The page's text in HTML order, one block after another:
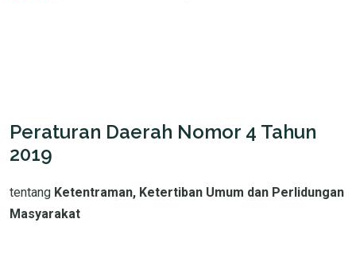
Peraturan Daerah Nomor 4 Tahun
2019
tentang Ketentraman, Ketertiban Umum dan Perlidungan
Masyarakat